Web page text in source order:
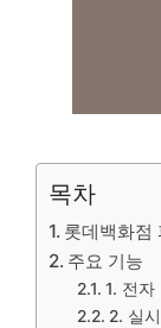
목차
롯데백화점
주요 기능
1. 전자
2. 실